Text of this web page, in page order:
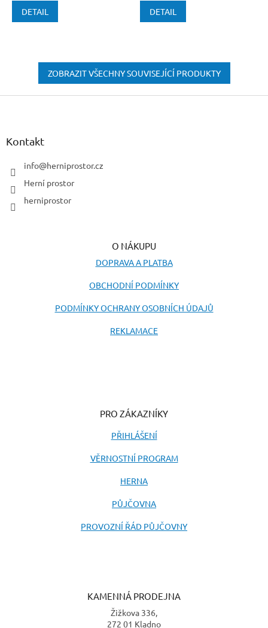
DETAIL DETAIL
ZOBRAZIT VŠECHNY SOUVISEJÍCÍ PRODUKTY
Z
Kontakt
info@herniprostor.cz
Herní prostor
herniprostor
O NÁKUPU
DOPRAVA A PLATBA
OBCHODNÍ PODMÍNKY
PODMÍNKY OCHRANY OSOBNÍCH ÚDAJŮ
REKLAMACE
PRO ZÁKAZNÍKY
PŘIHLÁŠENÍ
VĚRNOSTNÍ PROGRAM
HERNA
PŮJČOVNA
PROVOZNÍ ŘÁD PŮJČOVNY
KAMENNÁ PRODEJNA
Žižkova 336,
272 01 Kladno